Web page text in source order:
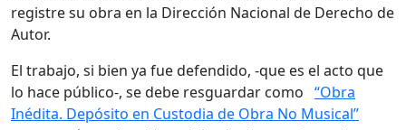
registre su obra en la Dirección Nacional de Derecho de
Autor.
El trabajo, si bien ya fue defendido, -que es el acto que
lo hace público-, se debe resguardar como “Obra
Inédita. Depósito en Custodia de Obra No Musical”